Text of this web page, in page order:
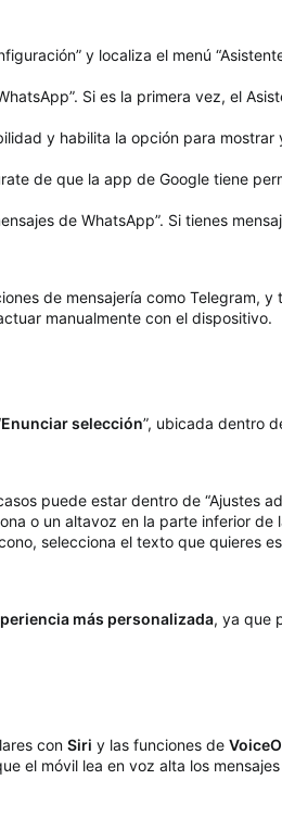
y localiza el menú
Si es la primera vez, el
y habilita la opción para mostrar
de que la app de Google tiene
de WhatsApp”. Si tienes
de mensajería como Telegram,
manualmente con el dispositivo.
Enunciar selección”, ubicada dentro
puede estar dentro de “Ajustes
o un altavoz en la parte inferior de
selecciona el texto que quieres
más personalizada, ya que
con Siri y las funciones de
el móvil lea en voz alta los